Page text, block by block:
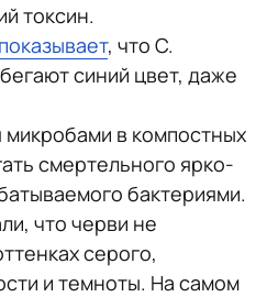
токсин.
показывает, что C.
синий цвет, даже
микробами в компостных
смертельного ярко-
бактериями.
что черви не
серого,
и темноты. На самом